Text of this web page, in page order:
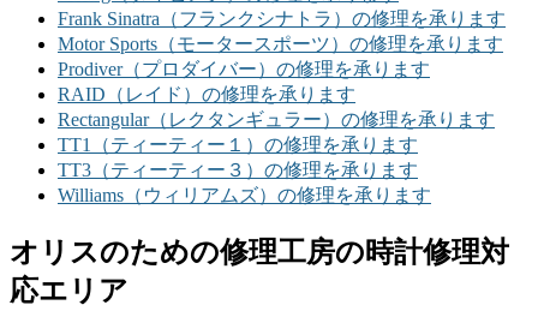
Frank Sinatra（フランクシナトラ）の修理を承ります
Motor Sports（モータースポーツ）の修理を承ります
Prodiver（プロダイバー）の修理を承ります
RAID（レイド）の修理を承ります
Rectangular（レクタンギュラー）の修理を承ります
TT1（ティーティー１）の修理を承ります
TT3（ティーティー３）の修理を承ります
Williams（ウィリアムズ）の修理を承ります
オリスのための修理工房の時計修理対
応エリア